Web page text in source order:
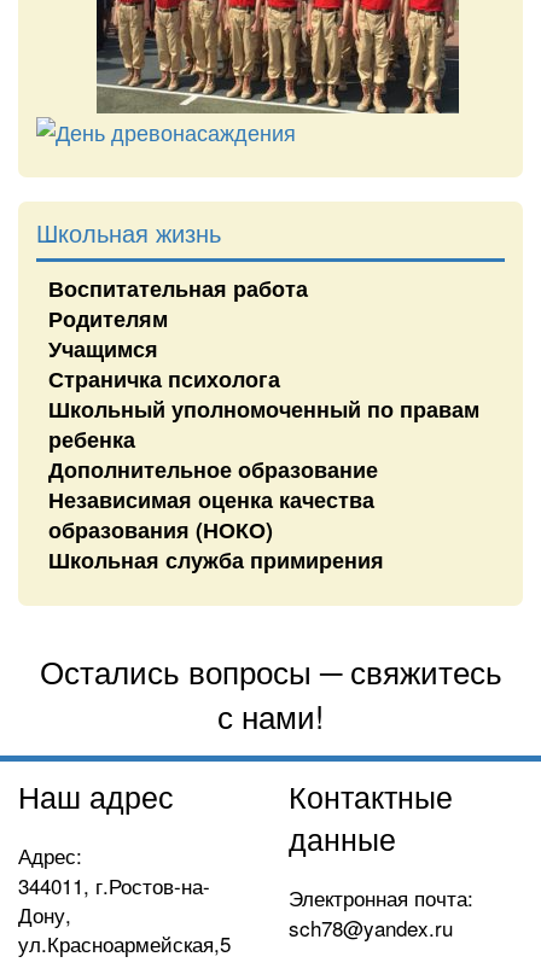
Школьная жизнь
Воспитательная работа
Родителям
Учащимся
Страничка психолога
Школьный уполномоченный по правам
ребенка
Дополнительное образование
Независимая оценка качества
образования (НОКО)
Школьная служба примирения
Остались вопросы ─ свяжитесь
с нами!
Наш адрес
Адрес:
344011, г.Ростов-на-
Дону,
ул.Красноармейская,5
Контактные
данные
Электронная почта:
sch78@yandex.ru